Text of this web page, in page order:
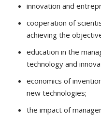
innovation and
cooperation of
achieving the
education in the
technology and
economics of
new technologies;
the impact of